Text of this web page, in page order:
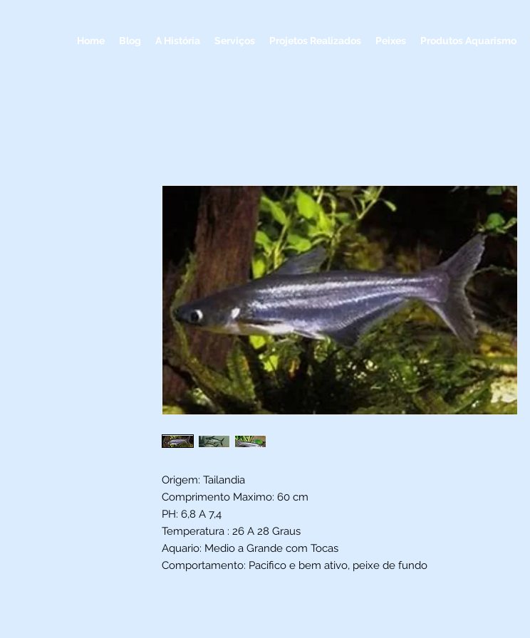
Home Blog A História Serviços Projetos Realizados Peixes Produtos Aquarismo
Origem: Tailandia
Comprimento Maximo: 60 cm
PH: 6,8 A 7,4
Temperatura : 26 A 28 Graus
Aquario: Medio a Grande com Tocas
Comportamento: Pacifico e bem ativo, peixe de fundo